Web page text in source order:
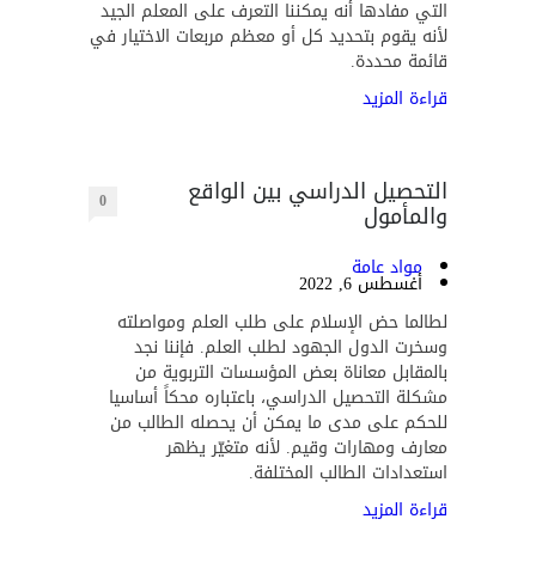
التي مفادها أنه يمكننا التعرف على المعلم الجيد
لأنه يقوم بتحديد كل أو معظم مربعات الاختيار في
قائمة محددة.
قراءة المزيد
التحصيل الدراسي بين الواقع
والمأمول 0
مواد عامة
أغسطس 6, 2022
لطالما حض الإسلام على طلب العلم ومواصلته
وسخرت الدول الجهود لطلب العلم. فإننا نجد
بالمقابل معاناة بعض المؤسسات التربوية من
مشكلة التحصيل الدراسي، باعتباره محكاً أساسيا
للحكم على مدى ما يمكن أن يحصله الطالب من
معارف ومهارات وقيم. لأنه متغيّر يظهر
استعدادات الطالب المختلفة.
قراءة المزيد